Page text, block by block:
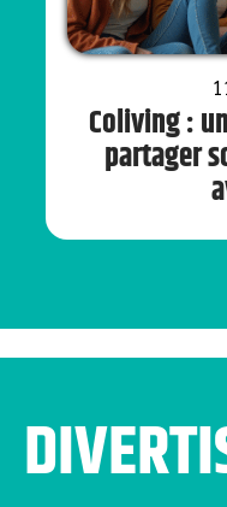
Coliving :
partager